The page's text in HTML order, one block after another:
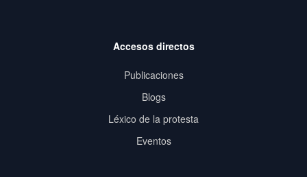
Accesos directos
Publicaciones
Blogs
Léxico de la protesta
Eventos